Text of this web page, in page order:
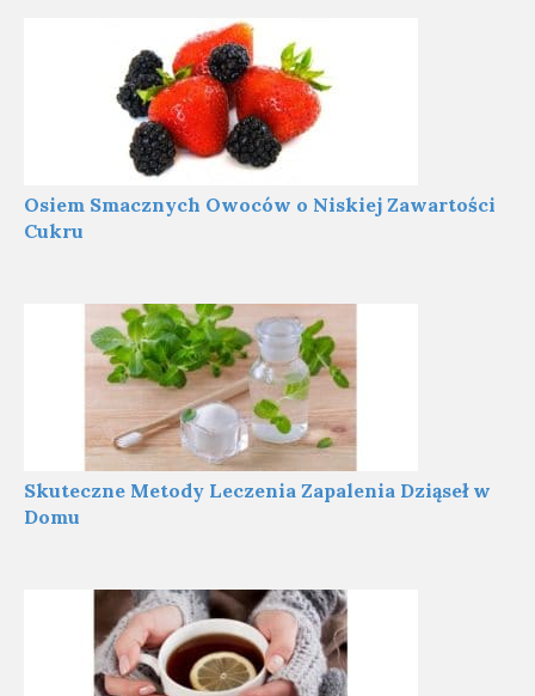
Osiem Smacznych Owoców o Niskiej Zawartości
Cukru
Skuteczne Metody Leczenia Zapalenia Dziąseł w
Domu